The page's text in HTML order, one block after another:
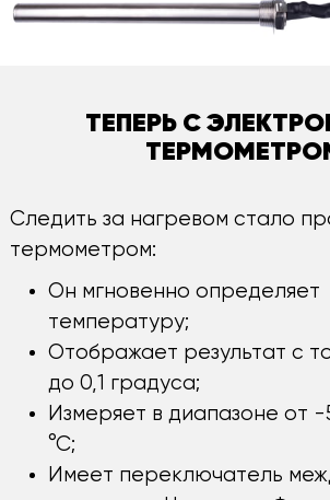
ТЕПЕРЬ С
Следить за нагревом стало
термометром:
Он мгновенно определяет
температуру;
Отображает результат с
до 0,1 градуса;
Измеряет в диапазоне от
°С;
Имеет переключатель